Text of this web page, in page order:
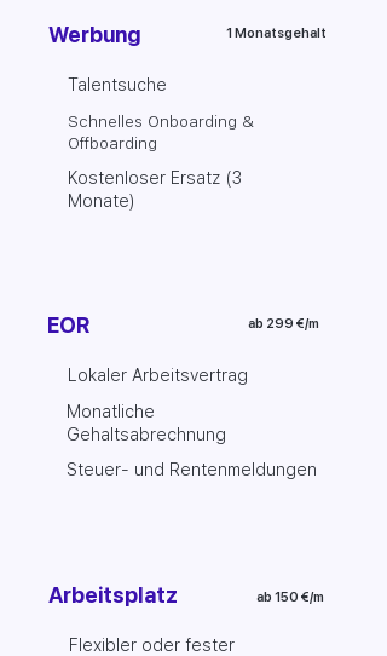
Werbung 1 Monatsgehalt
Talentsuche
Schnelles Onboarding &
Offboarding
Kostenloser Ersatz (3
Monate)
EOR ab 299 €/m
Lokaler Arbeitsvertrag
Monatliche
Gehaltsabrechnung
Steuer- und Rentenmeldungen
Arbeitsplatz ab 150 €/m
Flexibler oder fester